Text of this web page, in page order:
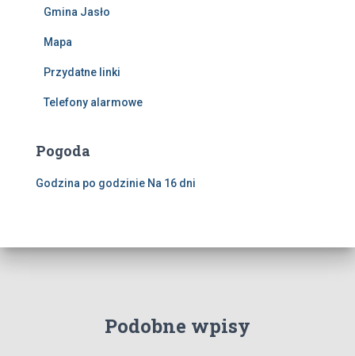
Gmina Jasło
Mapa
Przydatne linki
Telefony alarmowe
Pogoda
Godzina po godzinie Na 16 dni
Podobne wpisy